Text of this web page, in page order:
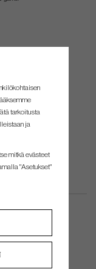
tarkoitusta
​​ja
mitkä evästeet
"Asetukset"